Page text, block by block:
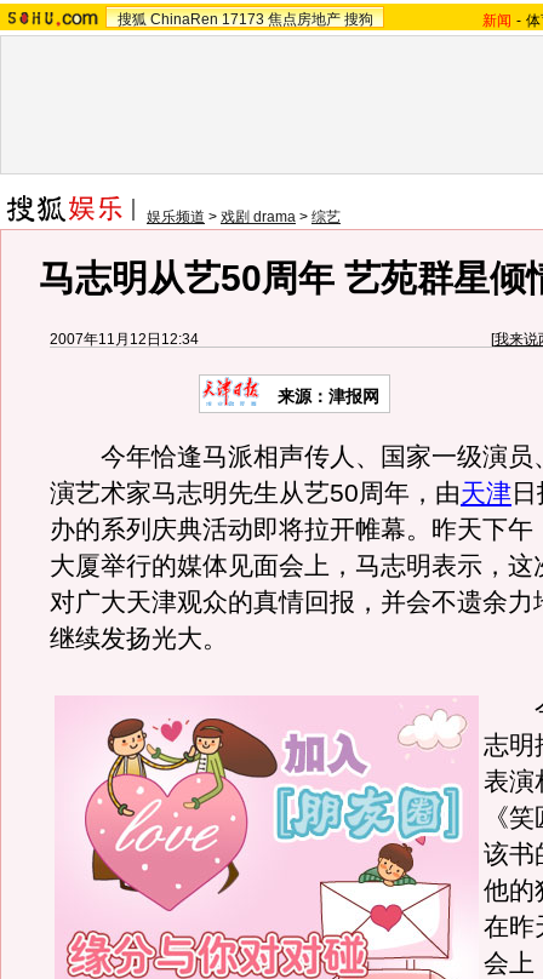
搜狐 ChinaRen 17173 焦点房地产 搜狗 新闻 -
娱乐频道 > 戏剧 drama > 综艺
马志明从艺50周年 艺苑群星倾
2007年11月12日12:34 [我来说
来源：津报网
今年恰逢马派相声传人、国家一级演员
演艺术家马志明先生从艺50周年，由天津
办的系列庆典活动即将拉开帷幕。昨天下午
大厦举行的媒体见面会上，马志明表示，这
对广大天津观众的真情回报，并会不遗余力
继续发扬光大。
今
志明
表
《
该书
他的
在昨
会上